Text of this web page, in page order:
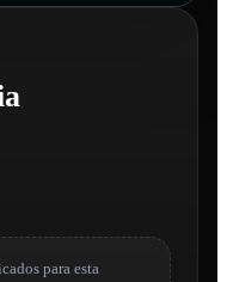
para esta